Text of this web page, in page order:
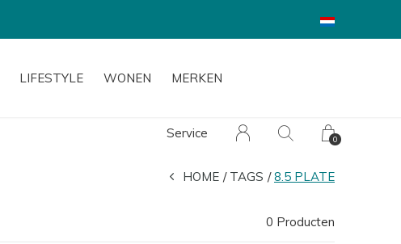
LIFESTYLE WONEN MERKEN
Service 0
HOME TAGS 8.5 PLATE
0 Producten